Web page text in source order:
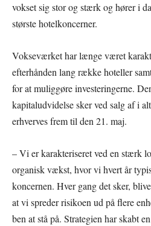
vokset sig stor og stærk og hører i
største hotelkoncerner.
Vokseværket har længe været
efterhånden lang række hoteller
for at muliggøre investeringerne.
kapitaludvidelse sker ved salg af i
erhverves frem til den 21. maj.
– Vi er karakteriseret ved en stærk
organisk vækst, hvor vi hvert år
koncernen. Hver gang det sker,
at vi spreder risikoen ud på flere
ben at stå på. Strategien har skabt